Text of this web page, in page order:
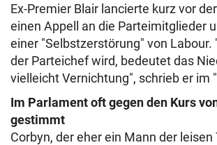
Ex-Premier Blair lancierte kurz vor
einen Appell an die Parteimitglieder
einer "Selbstzerstörung" von Labour.
der Parteichef wird, bedeutet das
vielleicht Vernichtung", schrieb er im
Im Parlament oft gegen den Kurs
gestimmt
Corbyn, der eher ein Mann der